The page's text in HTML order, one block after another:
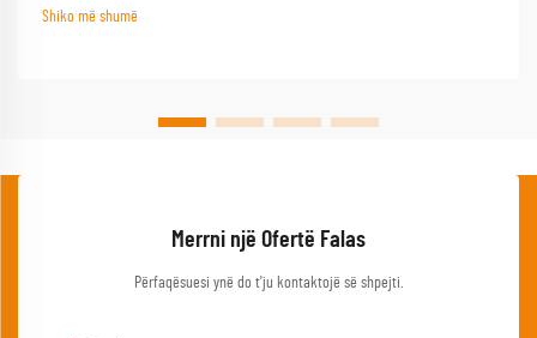
Shiko më shumë
Merrni një Ofertë Falas
Përfaqësuesi ynë do t'ju kontaktojë së shpejti.